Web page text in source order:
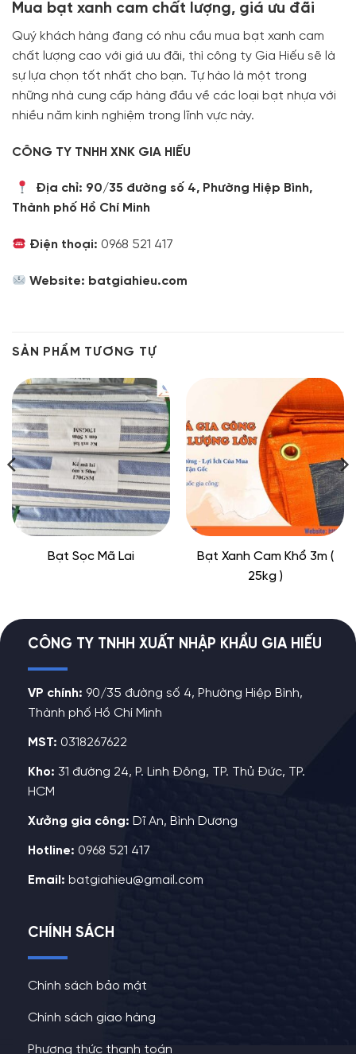
Mua bạt xanh cam chất lượng, giá ưu đãi
Quý khách hàng đang có nhu cầu mua bạt xanh cam
chất lượng cao với giá ưu đãi, thì công ty Gia Hiếu sẽ là
sự lựa chọn tốt nhất cho bạn. Tự hào là một trong
những nhà cung cấp hàng đầu về các loại bạt nhựa với
nhiều năm kinh nghiệm trong lĩnh vực này.
CÔNG TY TNHH XNK GIA HIẾU
Địa chỉ: 90/35 đường số 4, Phường Hiệp Bình,
Thành phố Hồ Chí Minh
Điện thoại: 0968 521 417
Website: batgiahieu.com
SẢN PHẨM TƯƠNG TỰ
Bạt Sọc Mã Lai
Bạt Xanh Cam Khổ 3m (
25kg )
CÔNG TY TNHH XUẤT NHẬP KHẨU GIA HIẾU
VP chính: 90/35 đường số 4, Phường Hiệp Bình,
Thành phố Hồ Chí Minh
MST: 0318267622
Kho: 31 đường 24, P. Linh Đông, TP. Thủ Đức, TP.
HCM
Xưởng gia công: Dĩ An, Bình Dương
Hotline: 0968 521 417
Email: batgiahieu@gmail.com
CHÍNH SÁCH
Chính sách bảo mật
Chính sách giao hàng
Phương thức thanh toán